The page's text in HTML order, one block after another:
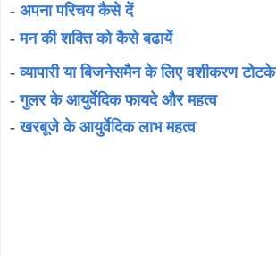
- अपना परिचय कैसे दें
-मन की शक्ति को कैसे बढायें
-व्यापारी या बिजनेसमैन के लिए वशीकरण टोटके
-गुलर के आयुर्वेदिक फायदे और महत्व
-खरबूजे के आयुर्वेदिक लाभ महत्व